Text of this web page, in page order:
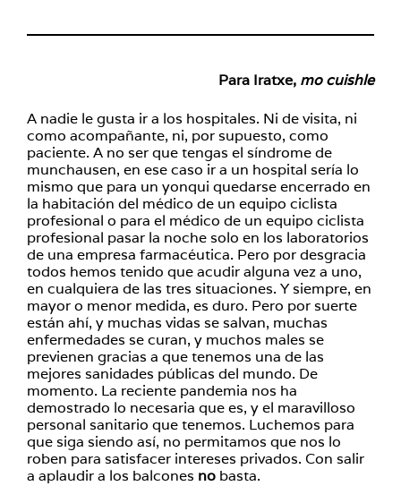
Para Iratxe, mo cuishle
A nadie le gusta ir a los hospitales. Ni de visita, ni
como acompañante, ni, por supuesto, como
paciente. A no ser que tengas el síndrome de
munchausen, en ese caso ir a un hospital sería lo
mismo que para un yonqui quedarse encerrado en
la habitación del médico de un equipo ciclista
profesional o para el médico de un equipo ciclista
profesional pasar la noche solo en los laboratorios
de una empresa farmacéutica. Pero por desgracia
todos hemos tenido que acudir alguna vez a uno,
en cualquiera de las tres situaciones. Y siempre, en
mayor o menor medida, es duro. Pero por suerte
están ahí, y muchas vidas se salvan, muchas
enfermedades se curan, y muchos males se
previenen gracias a que tenemos una de las
mejores sanidades públicas del mundo. De
momento. La reciente pandemia nos ha
demostrado lo necesaria que es, y el maravilloso
personal sanitario que tenemos. Luchemos para
que siga siendo así, no permitamos que nos lo
roben para satisfacer intereses privados. Con salir
a aplaudir a los balcones no basta.